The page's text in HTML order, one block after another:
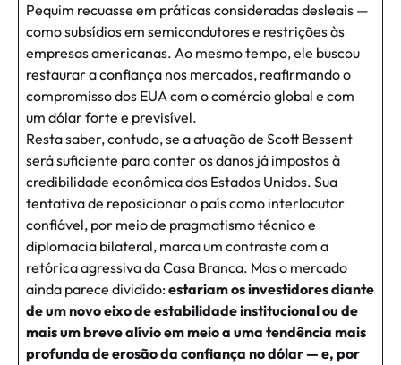
Pequim recuasse em práticas consideradas desleais —
como subsídios em semicondutores e restrições às
empresas americanas. Ao mesmo tempo, ele buscou
restaurar a confiança nos mercados, reafirmando o
compromisso dos EUA com o comércio global e com
um dólar forte e previsível.
Resta saber, contudo, se a atuação de Scott Bessent
será suficiente para conter os danos já impostos à
credibilidade econômica dos Estados Unidos. Sua
tentativa de reposicionar o país como interlocutor
confiável, por meio de pragmatismo técnico e
diplomacia bilateral, marca um contraste com a
retórica agressiva da Casa Branca. Mas o mercado
ainda parece dividido:estariam os investidores diante
de um novo eixo de estabilidade institucional ou de
mais um breve alívio em meio a uma tendência mais
profunda de erosão da confiança no dólar — e, por